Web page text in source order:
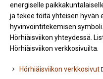
energiselle
ja tekee töitä yhteisen hyvän
hyvinvointitekemisen
Hörhiäisviikon yhteydessä.
Hörhiäisviikon verkkosivuilta.
Hörhiäisviikon verkkosivut